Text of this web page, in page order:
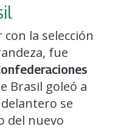
la selección
fue
Brasil goleó a
se
del nuevo